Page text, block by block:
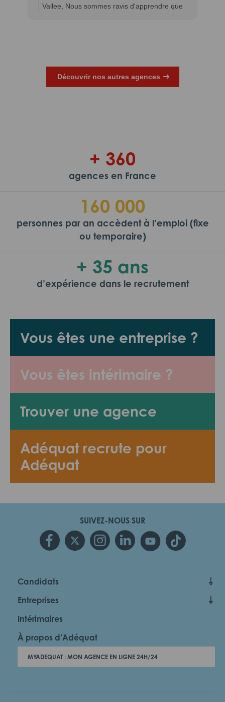
Vallee, Nous sommes ravis d'apprendre que
reconnaissance. Adéquat Intérim &
Recrutement Dijon
Découvrir nos autres agences
Vous êtes une entreprise ?
Vous êtes intérimaire ?
Trouver une agence
Adéquat recrute pour
Adéquat
+ 360
agences en France
160 000
personnes par an accèdent à l’emploi (fixe
ou temporaire)
+ 35 ans
d’expérience dans le recrutement
SUIVEZ-NOUS SUR
Candidats
Entreprises
Intérimaires
À propos d’Adéquat
MYADEQUAT : MON AGENCE EN LIGNE 24H/24